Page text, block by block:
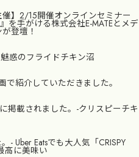
催】2/15開催オンラインセミナー
を手がける株式会社E-MATEとメデ
登壇！
惑のフライドチキン沼
で紹介していただきました。
掲載されました。-クリスピーチキ
- Uber Eatsでも大人気「CRISPY
高に美味い